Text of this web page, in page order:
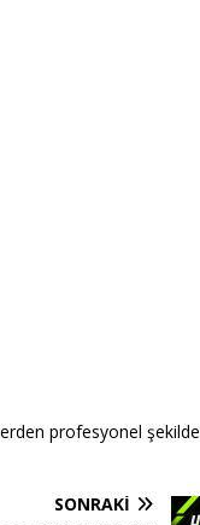
profesyonel şekilde
SONRAKI